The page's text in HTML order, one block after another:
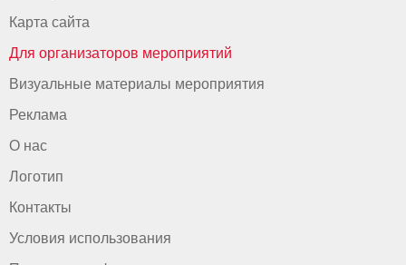
Карта сайта
Для организаторов мероприятий
Визуальные материалы мероприятия
Реклама
О нас
Логотип
Контакты
Условия использования